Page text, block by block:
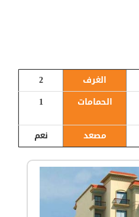
الغرف
2
الحمامات 1
مصعد نعم